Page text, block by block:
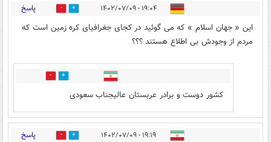
۱۹:۰۴ - ۱۴۰۲/۰۷/۰۹ 4 پاسخ
این « جهان اسلام » که می گوئید در کجای جغرافیای کره زمین است که
مردم از وجودش بی اطلاع هستند ؟؟؟
1
کشور دوست و برادر عربستان عالیجناب سعودی
۱۹:۱۹ - ۱۴۰۲/۰۷/۰۹ 1 پاسخ